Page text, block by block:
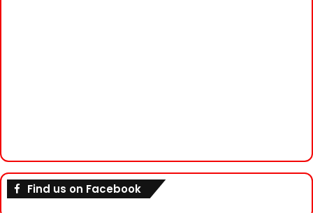
Find us on Facebook